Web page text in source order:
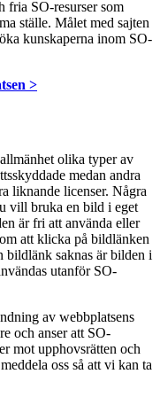
fria SO-resurser som
ställe. Målet med sajten
kunskaperna inom SO-
>
olika typer av
medan andra
liknande licenser. Några
vill bruka en bild i eget
är fri att använda eller
att klicka på bildlänken
bildlänk saknas är bilden i
utanför SO-
av webbplatsens
och anser att SO-
mot upphovsrätten och
oss så att vi kan ta